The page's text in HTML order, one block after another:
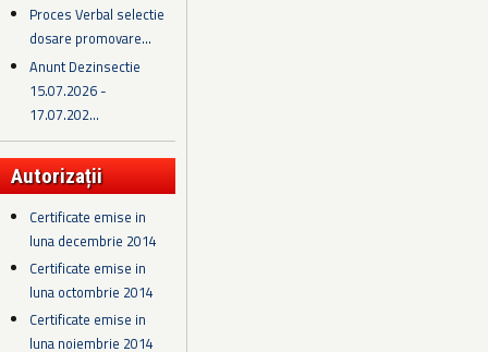
Proces Verbal selectie
dosare promovare...
Anunt Dezinsectie
15.07.2026 -
17.07.202...
Autorizații
Certificate emise in
luna decembrie 2014
Certificate emise in
luna octombrie 2014
Certificate emise in
luna noiembrie 2014